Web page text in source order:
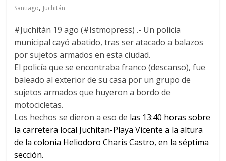
Santiago, Juchitán
#Juchitán 19 ago (#Istmopress) .- Un policía
municipal cayó abatido, tras ser atacado a balazos
por sujetos armados en esta ciudad.
El policía que se encontraba franco (descanso), fue
baleado al exterior de su casa por un grupo de
sujetos armados que huyeron a bordo de
motocicletas.
Los hechos se dieron a eso de las 13:40 horas sobre
la carretera local Juchitan-Playa Vicente a la altura
de la colonia Heliodoro Charis Castro, en la séptima
sección.